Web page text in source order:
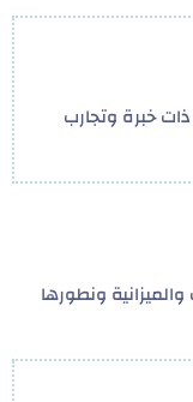
خبرة وتجارب
ونطورها